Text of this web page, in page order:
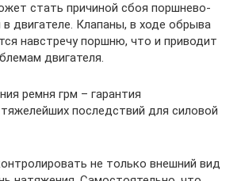
стать причиной сбоя поршнево-
в двигателе. Клапаны, в ходе обрыва
навстречу поршню, что и приводит
двигателя.
ремня грм – гарантия
последствий для силовой
не только внешний вид